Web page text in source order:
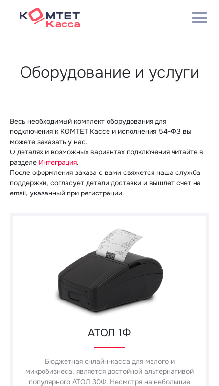
Оборудование и услуги
Весь необходимый комплект оборудования для
подключения к КОМТЕТ Кассе и исполнения 54-ФЗ вы
можете заказать у нас.
О деталях и возможных вариантах подключения читайте в
разделе Интеграция.
После оформления заказа с вами свяжется наша служба
поддержки, согласует детали доставки и вышлет счет на
email, указанный при регистрации.
АТОЛ 1Ф
Бюджетная онлайн-касса для малого и
микробизнеса, является достойной альтернативой
популярного АТОЛ 30Ф. Несмотря на небольшие